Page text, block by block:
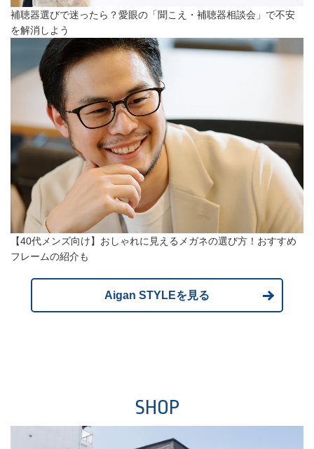
補聴器選びで迷ったら？愛眼の「聞こえ・補聴器相談会」で不安
を解消しよう
【40代メンズ向け】おしゃれに見えるメガネの選び方！おすすめ
フレームの紹介も
Aigan STYLEを見る
SHOP